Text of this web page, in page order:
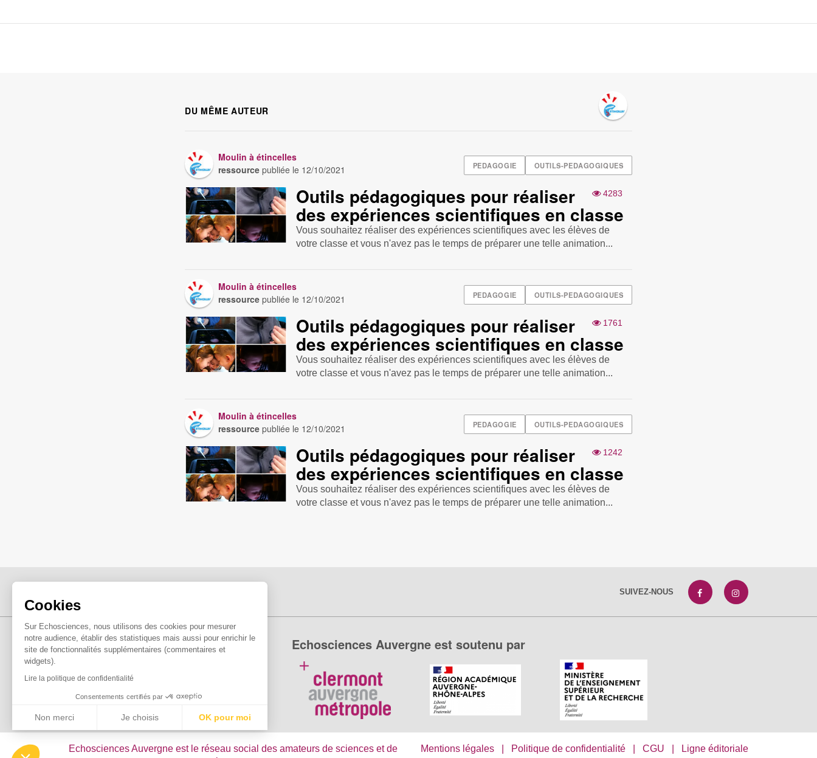
Cookies
Sur Echosciences, nous utilisons des cookies pour mesurer
notre audience, établir des statistiques mais aussi pour enrichir le
site de fonctionnalités supplémentaires (commentaires et
widgets).
Lire la politique de confidentialité
Consentements certifiés par
Non merci Je choisis OK pour moi
Plateforme de Gestion du Consentement : Personnalisez vos Options
DU MÊME AUTEUR
PEDAGOGIE OUTILS-PEDAGOGIQUES
Moulin à étincelles
ressource publiée le 12/10/2021
4283
Outils pédagogiques pour réaliser
des expériences scientifiques en classe
Vous souhaitez réaliser des expériences scientifiques avec les élèves de
votre classe et vous n'avez pas le temps de préparer une telle animation...
PEDAGOGIE OUTILS-PEDAGOGIQUES
Moulin à étincelles
ressource publiée le 12/10/2021
1761
Outils pédagogiques pour réaliser
des expériences scientifiques en classe
Vous souhaitez réaliser des expériences scientifiques avec les élèves de
votre classe et vous n'avez pas le temps de préparer une telle animation...
PEDAGOGIE OUTILS-PEDAGOGIQUES
Moulin à étincelles
ressource publiée le 12/10/2021
1242
Outils pédagogiques pour réaliser
des expériences scientifiques en classe
Vous souhaitez réaliser des expériences scientifiques avec les élèves de
votre classe et vous n'avez pas le temps de préparer une telle animation...
SUIVEZ-NOUS
Echosciences Auvergne est soutenu par
Echosciences Auvergne est le réseau social des amateurs de sciences et de
Mentions légales| Politique de confidentialité| CGU Ligne éditoriale